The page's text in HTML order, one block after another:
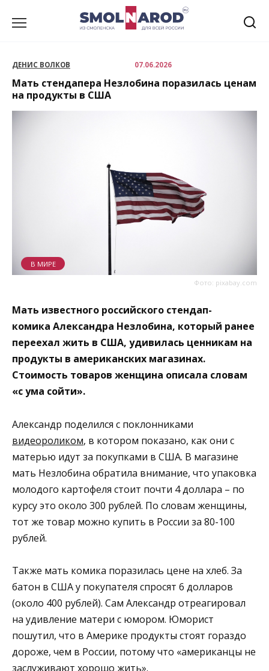
ДЕНИС ВОЛКОВ 07.06.2026
Мать стендапера Незлобина поразилась ценам
на продукты в США
Фото: pixabay.com
В МИРЕ
Мать известного российского стендап-
комика Александра Незлобина, который ранее
переехал жить в США, удивилась ценникам на
продукты в американских магазинах.
Стоимость товаров женщина описала словам
«с ума сойти».
Александр поделился с поклонниками
видеороликом, в котором показано, как они с
матерью идут за покупками в США. В магазине
мать Незлобина обратила внимание, что упаковка
молодого картофеля стоит почти 4 доллара – по
курсу это около 300 рублей. По словам женщины,
тот же товар можно купить в России за 80-100
рублей.
Также мать комика поразилась цене на хлеб. За
батон в США у покупателя спросят 6 долларов
(около 400 рублей). Сам Александр отреагировал
на удивление матери с юмором. Юморист
пошутил, что в Америке продукты стоят гораздо
дороже, чем в России, потому что «американцы не
заслуживают хорошо жить».